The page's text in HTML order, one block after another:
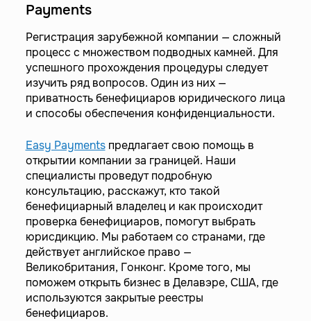
Payments
Регистрация зарубежной компании — сложный
процесс с множеством подводных камней. Для
успешного прохождения процедуры следует
изучить ряд вопросов. Один из них —
приватность бенефициаров юридического лица
и способы обеспечения конфиденциальности.
Easy Paymentsпредлагает свою помощь в
открытии компании за границей. Наши
специалисты проведут подробную
консультацию, расскажут, кто такой
бенефициарный владелец и как происходит
проверка бенефициаров, помогут выбрать
юрисдикцию. Мы работаем со странами, где
действует английское право —
Великобритания, Гонконг. Кроме того, мы
поможем открыть бизнес в Делавэре, США, где
используются закрытые реестры
бенефициаров.